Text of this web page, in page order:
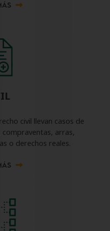
civil llevan casos de
arras,
o derechos reales.